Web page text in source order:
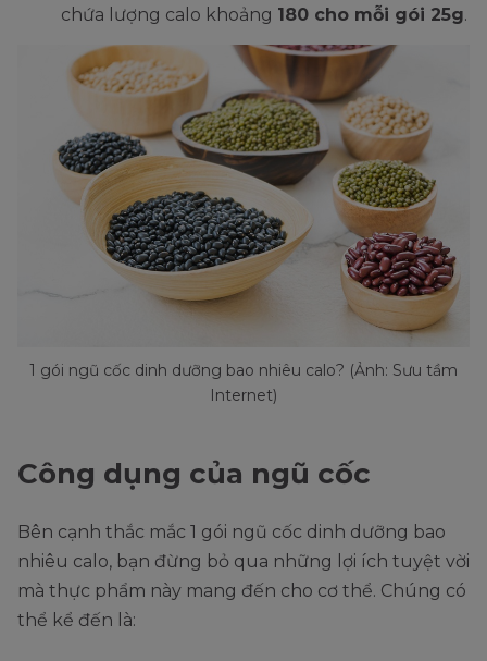
chứa lượng calo khoảng 180 cho mỗi gói 25g.
1 gói ngũ cốc dinh dưỡng bao nhiêu calo? (Ảnh: Sưu tầm
Internet)
Công dụng của ngũ cốc
Bên cạnh thắc mắc 1 gói ngũ cốc dinh dưỡng bao
nhiêu calo, bạn đừng bỏ qua những lợi ích tuyệt vời
mà thực phẩm này mang đến cho cơ thể. Chúng có
thể kể đến là: